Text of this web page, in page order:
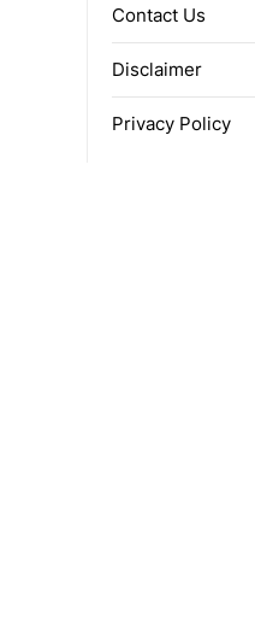
Contact Us
Disclaimer
Privacy Policy